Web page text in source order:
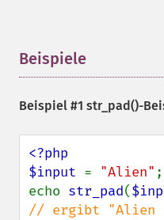
Beispiele
Beispiel #1 str_pad()-
<?php
$input = "Alien" ;
echo str_pad(